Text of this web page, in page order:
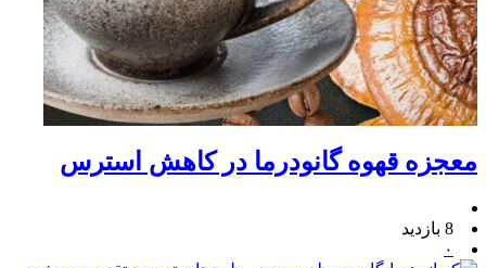
معجزه قهوه گانودرما در کاهش استرس
8 بازدید
۰